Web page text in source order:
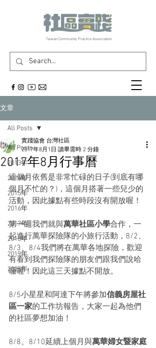
​Taiwan Community Practice Association
文章
All Posts
2013年
2014年
2015年
2016年
2017年
2018年
2019年
2025年
All Posts
2017年8月行事曆
實踐協會 台灣社區
2017年8月1日 讀畢需時 2 分鐘
這個月依舊是非常忙碌的日子(到底有哪
個月不忙的？)，這個月搭著一些兒少的
活動，因此據點有些時段沒有開放喔！
第一週我們就與萬華社區小學合作，一
起進行萬華探險隊的小旅行活動，8/2、
8/3、8/4我們將在萬華各地探險，歡迎
有看到我們探險隊的朋友們跟我們說哈
囉喔！因此這三天據點不開放。
8/5小星星和阿達下午將參加信義房屋社
區一家的工作坊報告，大家一起為他們
的社區夢想加油！
8/8、8/10延續上個月與萬華婦女暨家庭